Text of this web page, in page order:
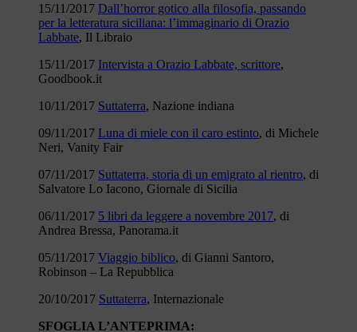
15/11/2017 Dall’horror gotico alla filosofia, passando
per la letteratura siciliana: l’immaginario di Orazio
Labbate, Il Libraio
15/11/2017 Intervista a Orazio Labbate, scrittore,
Goodbook.it
10/11/2017 Suttaterra, Nazione indiana
09/11/2017 Luna di miele con il caro estinto, di Michele
Neri, Vanity Fair
07/11/2017 Suttaterra, storia di un emigrato al rientro, di
Salvatore Lo Iacono, Giornale di Sicilia
06/11/2017 5 libri da leggere a novembre 2017, di
Andrea Bressa, Panorama.it
05/11/2017 Viaggio biblico, di Gianni Santoro,
Robinson – La Repubblica
20/10/2017 Suttaterra, Internazionale
SFOGLIA L’ANTEPRIMA: